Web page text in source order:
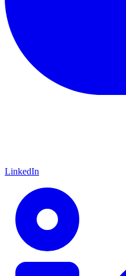
LinkedIn